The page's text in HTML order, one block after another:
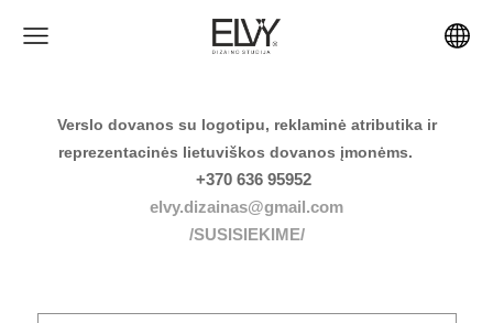
Verslo dovanos su logotipu, reklaminė atributika ir
reprezentacinės lietuviškos dovanos įmonėms.
+370 636 95952
elvy.dizainas@gmail.com
/SUSISIEKIME/